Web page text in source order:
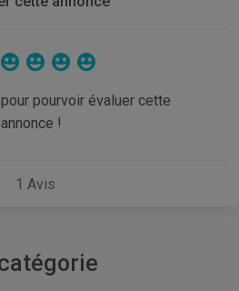
pour pourvoir évaluer cette
annonce !
1 Avis